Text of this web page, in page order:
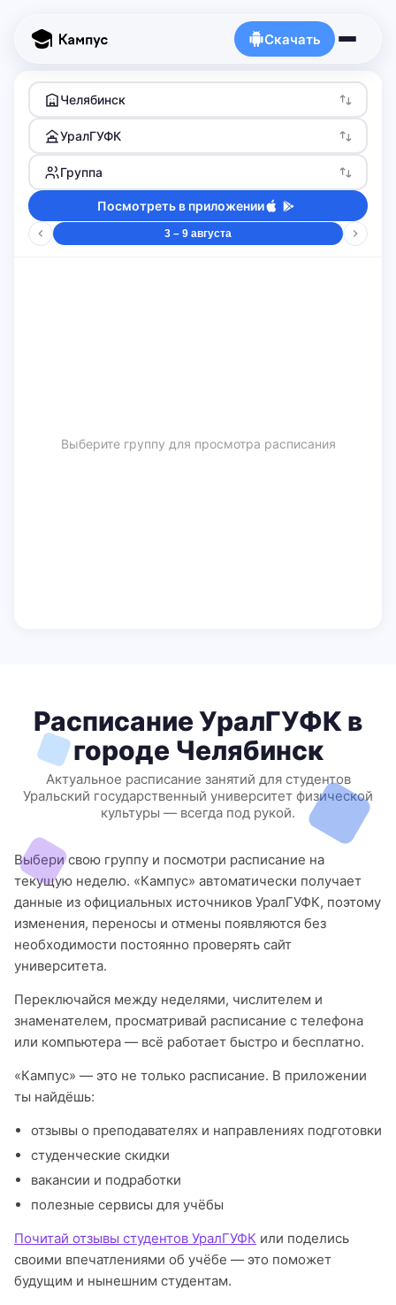
Скачать
Челябинск
УралГУФК
Группа
Посмотреть в приложении
3 – 9 августа
Выберите группу для просмотра расписания
Расписание УралГУФК в
городе Челябинск
Актуальное расписание занятий для студентов
Уральский государственный университет физической
культуры — всегда под рукой.
Выбери свою группу и посмотри расписание на
текущую неделю. «Кампус» автоматически получает
данные из официальных источников УралГУФК, поэтому
изменения, переносы и отмены появляются без
необходимости постоянно проверять сайт
университета.
Переключайся между неделями, числителем и
знаменателем, просматривай расписание с телефона
или компьютера — всё работает быстро и бесплатно.
«Кампус» — это не только расписание. В приложении
ты найдёшь:
отзывы о преподавателях и направлениях подготовки
студенческие скидки
вакансии и подработки
полезные сервисы для учёбы
Почитай отзывы студентов УралГУФК или поделись
своими впечатлениями об учёбе — это поможет
будущим и нынешним студентам.